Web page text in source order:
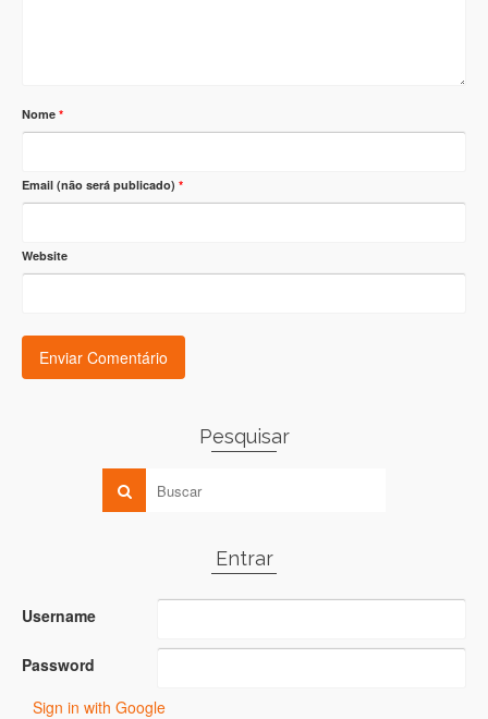
Nome *
Email (não será publicado) *
Website
Pesquisar
Entrar
Username
Password
Sign in with Google